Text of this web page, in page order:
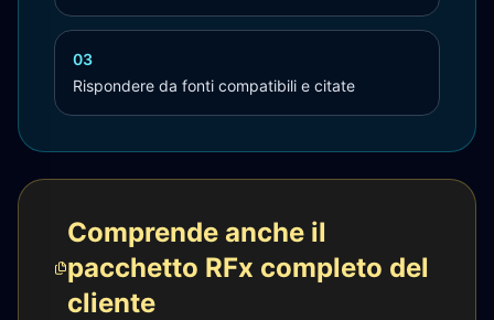
03
Rispondere da fonti compatibili e citate
Comprende anche il
pacchetto RFx completo del
cliente